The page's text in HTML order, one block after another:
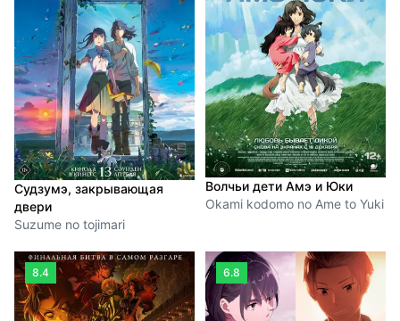
Судзумэ, закрывающая
двери
Suzume no tojimari
Волчьи дети Амэ и Юки
Okami kodomo no Ame to Yuki
8.4 6.8